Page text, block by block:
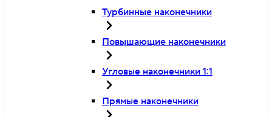
Турбинные наконечники
Повышающие наконечники
Угловые наконечники 1:1
Прямые наконечники